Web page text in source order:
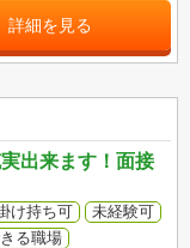
詳細を見る
出来ます！面接
け持ち可
未経験可
る職場